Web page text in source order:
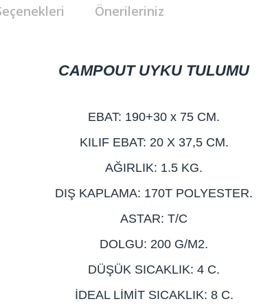
Önerileriniz
CAMPOUT UYKU TULUMU
EBAT: 190+30 x 75 CM.
KILIF EBAT: 20 X 37,5 CM.
AĞIRLIK: 1.5 KG.
DIŞ KAPLAMA: 170T POLYESTER.
ASTAR: T/C
DOLGU: 200 G/M2.
DÜŞÜK SICAKLIK: 4 C.
İDEAL LİMİT SICAKLIK: 8 C.